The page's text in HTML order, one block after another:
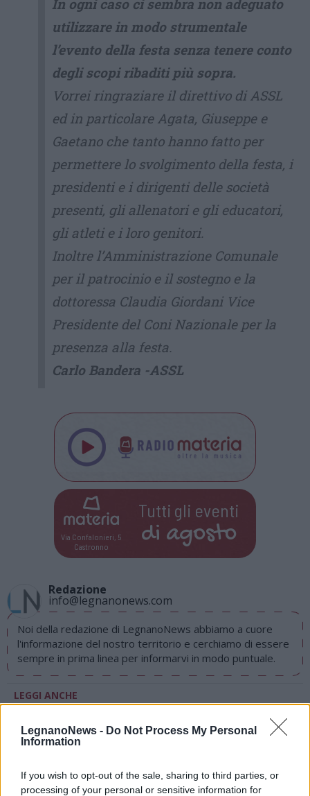
LegnanoNews - Do Not Process My Personal
Information
If you wish to opt-out of the sale, sharing to third parties, or
processing of your personal or sensitive information for
In ogni caso ci sembra non adeguato
utilizzare in modo strumentale
l’evento della festa senza tenere conto
degli scopi ribaditi più sopra.
Vorrei ringraziare il direttivo di ASSL
ed in particolare Agata, Giuseppe e
Gaetano che tanto hanno fatto per
permettere lo svolgimento della festa, i
presidenti e i dirigenti delle società
presenti, gli allenatori e gli educatori,
gli atleti e i loro genitori.
Inoltre l’Amministrazione Comunale
per il patrocinio e il sostegno e la
dottoressa Claudia Giordani Vice
Presidente del Coni Nazionale per la
presenza alla festa.
Carlo Bandera -ASSL
Via Confalonieri, 5
Castronno
Tutti gli eventi
di agosto
Redazione
info@legnanonews.com
Noi della redazione di LegnanoNews abbiamo a cuore
l'informazione del nostro territorio e cerchiamo di essere
sempre in prima linea per informarvi in modo puntuale.
LEGGI ANCHE
Legnano è stata un insuccesso”
LEGNANOFesta dello sport: “E’ andato in scena
LEGNANOLegnano rilancia la Festa dello Sport con
piazza del mercato inedita sede delle esibizioni